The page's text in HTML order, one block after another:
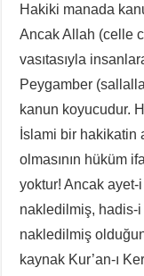
Hakiki manada
Ancak Allah (celle
vasıtasıyla
Peygamber
kanun koyucudur.
İslami bir hakikatin
olmasının hüküm
yoktur! Ancak
nakledilmiş, hadis-i
nakledilmiş
kaynak Kur’an-ı